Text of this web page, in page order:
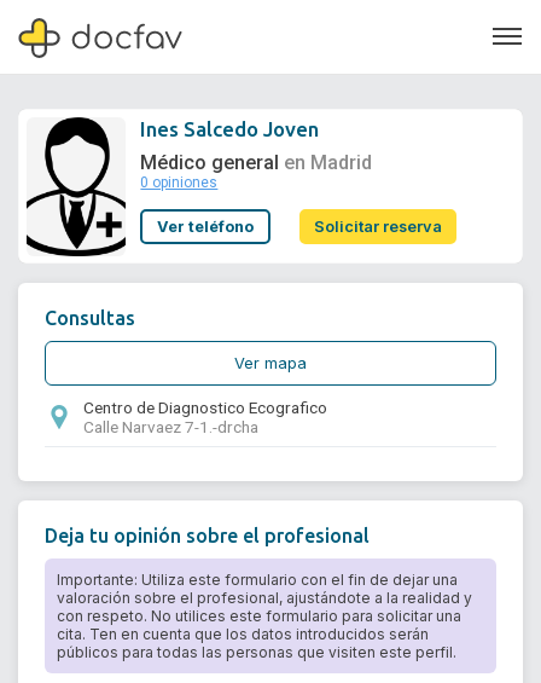
Soporte
Ines Salcedo Joven
Médico general en Madrid
0 opiniones
Ver teléfono Solicitar reserva
Consultas
Ver mapa
Centro de Diagnostico Ecografico
Calle Narvaez 7-1.-drcha
Deja tu opinión sobre el profesional
Importante: Utiliza este formulario con el fin de dejar una
valoración sobre el profesional, ajustándote a la realidad y
con respeto. No utilices este formulario para solicitar una
cita. Ten en cuenta que los datos introducidos serán
públicos para todas las personas que visiten este perfil.